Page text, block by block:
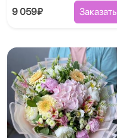
9 059₽ Заказать